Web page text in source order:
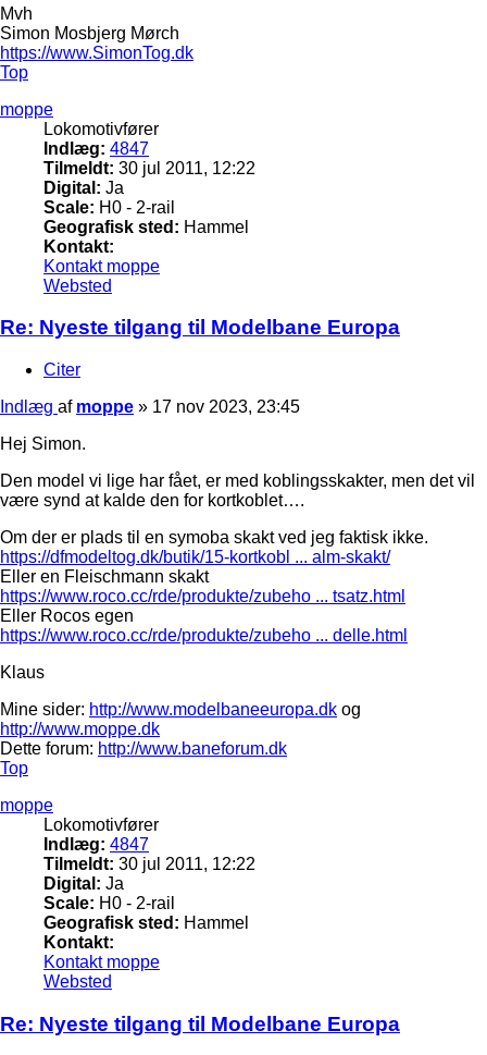
Mvh
Simon Mosbjerg Mørch
https://www.SimonTog.dk
Top
moppe
Lokomotivfører
Indlæg: 4847
Tilmeldt: 30 jul 2011, 12:22
Digital: Ja
Scale: H0 - 2-rail
Geografisk sted: Hammel
Kontakt:
Kontakt moppe
Websted
Re: Nyeste tilgang til Modelbane Europa
Citer
Indlæg af moppe » 17 nov 2023, 23:45
Hej Simon.
Den model vi lige har fået, er med koblingsskakter, men det vil
være synd at kalde den for kortkoblet….
Om der er plads til en symoba skakt ved jeg faktisk ikke.
https://dfmodeltog.dk/butik/15-kortkobl ... alm-skakt/
Eller en Fleischmann skakt
https://www.roco.cc/rde/produkte/zubeho ... tsatz.html
Eller Rocos egen
https://www.roco.cc/rde/produkte/zubeho ... delle.html
Klaus
Mine sider: http://www.modelbaneeuropa.dk og
http://www.moppe.dk
Dette forum: http://www.baneforum.dk
Top
moppe
Lokomotivfører
Indlæg: 4847
Tilmeldt: 30 jul 2011, 12:22
Digital: Ja
Scale: H0 - 2-rail
Geografisk sted: Hammel
Kontakt:
Kontakt moppe
Websted
Re: Nyeste tilgang til Modelbane Europa